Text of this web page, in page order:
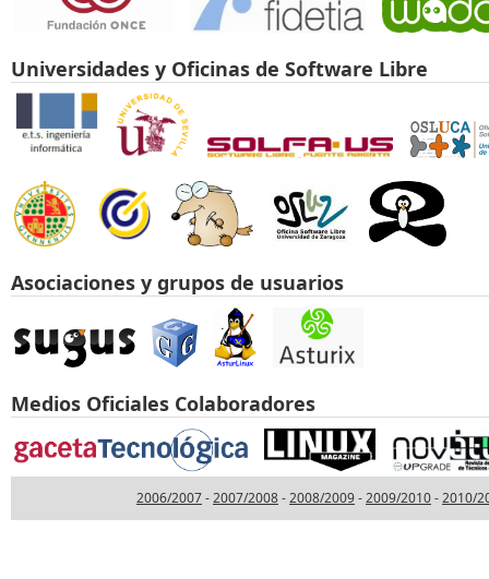
Universidades y Oficinas de Software Libre
Asociaciones y grupos de usuarios
Medios Oficiales Colaboradores
2006/2007-2007/2008-2008/2009-2009/2010-2010/